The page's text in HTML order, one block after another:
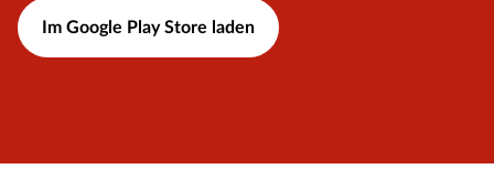
Im Google Play Store laden